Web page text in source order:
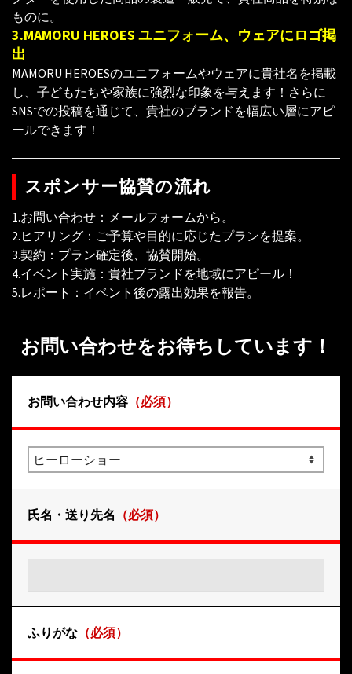
ものに。
3.MAMORU HEROES ユニフォーム、ウェアにロゴ掲
出
MAMORU HEROESのユニフォームやウェアに貴社名を掲載
し、子どもたちや家族に強烈な印象を与えます！さらに
SNSでの投稿を通じて、貴社のブランドを幅広い層にアピ
ールできます！
スポンサー協賛の流れ
1.お問い合わせ：メールフォームから。
2.ヒアリング：ご予算や目的に応じたプランを提案。
3.契約：プラン確定後、協賛開始。
4.イベント実施：貴社ブランドを地域にアピール！
5.レポート：イベント後の露出効果を報告。
お問い合わせをお待ちしています！
お問い合わせ内容 （必須）
氏名・送り先名 （必須）
ふりがな （必須）